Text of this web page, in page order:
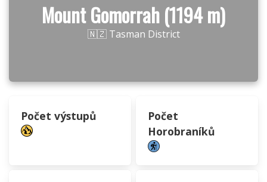
Mount Gomorrah (1194 m)
🇳🇿 Tasman District
Počet výstupů
Počet
Horobraníků